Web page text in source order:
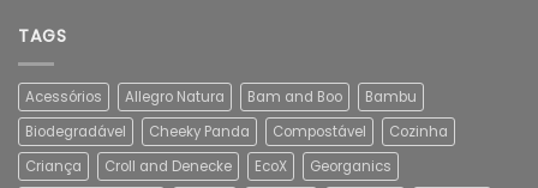
TAGS
Acessórios Allegro Natura Bam and Boo
Bambu
Biodegradável
Cheeky Panda Compostável
Cozinha
Criança
Croll and Denecke EcoX
Georganics